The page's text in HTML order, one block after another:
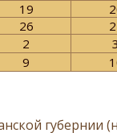
19
26
2 3
9
губернии